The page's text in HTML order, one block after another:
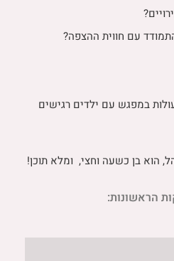
עם חווית ההצפה?
במפגש עם ילדים רגישים
הוא בן כשעה וחצי, ומלא תוכן!
הראשונות: